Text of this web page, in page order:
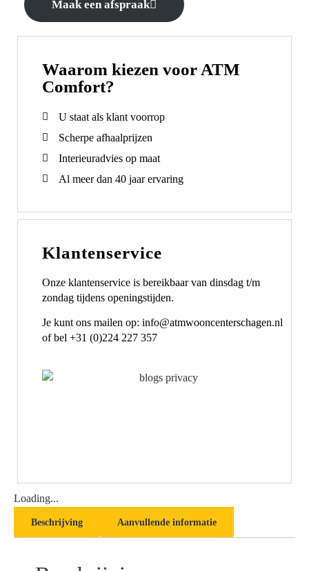
Maak een afspraak
Waarom kiezen voor ATM
Comfort?
U staat als klant voorrop
Scherpe afhaalprijzen
Interieuradvies op maat
Al meer dan 40 jaar ervaring
Klantenservice
Onze klantenservice is bereikbaar van dinsdag t/m
zondag tijdens openingstijden.
Je kunt ons mailen op: info@atmwooncenterschagen.nl
of bel +31 (0)224 227 357
Loading...
Beschrijving Aanvullende informatie